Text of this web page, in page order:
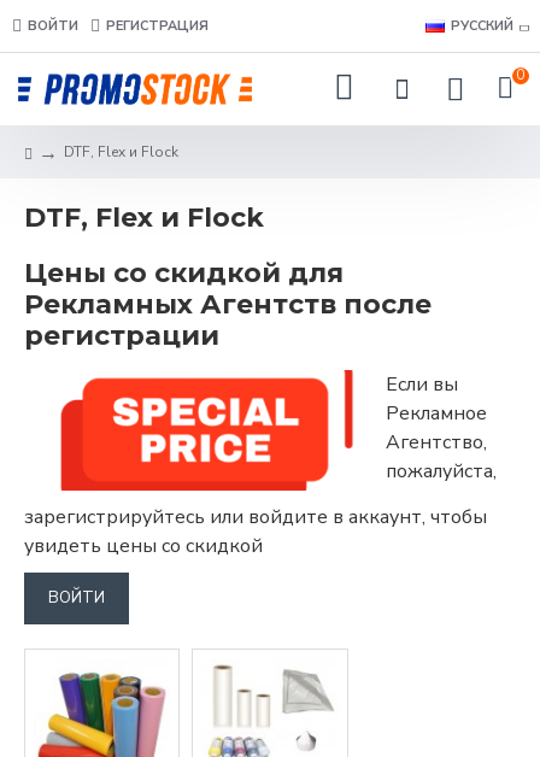
ВОЙТИ РЕГИСТРАЦИЯ РУССКИЙ
0
DTF, Flex и Flock
DTF, Flex и Flock
Цены со скидкой для
Рекламных Агентств после
регистрации
Если вы
Рекламное
Агентство,
пожалуйста,
зарегистрируйтесь или войдите в аккаунт, чтобы
увидеть цены со скидкой
ВОЙТИ